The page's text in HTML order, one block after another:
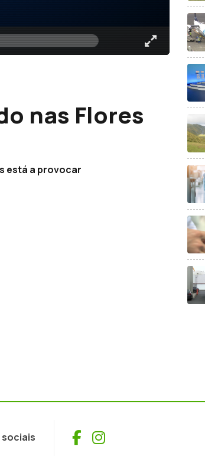
nas Flores
está a provocar
sociais Facebook
Instagram